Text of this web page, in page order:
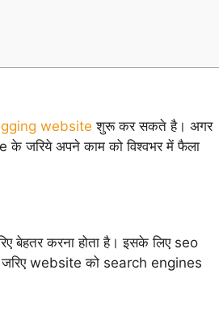
website शुरू कर सकते है। अगर
जरिये अपने काम को विश्वभर में फैला
करना होता है। इसके लिए seo
website को search engines